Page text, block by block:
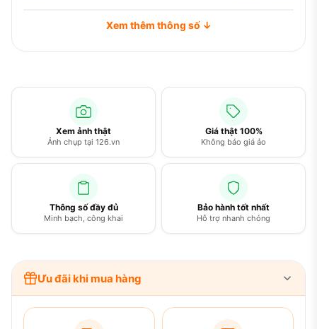
Xem ảnh thật
Ảnh chụp tại 126.vn
Giá thật 100%
Không báo giá ảo
Thông số đầy đủ
Minh bạch, công khai
Bảo hành tốt nhất
Hỗ trợ nhanh chóng
Xem thêm thông số ↓
Ưu đãi khi mua hàng